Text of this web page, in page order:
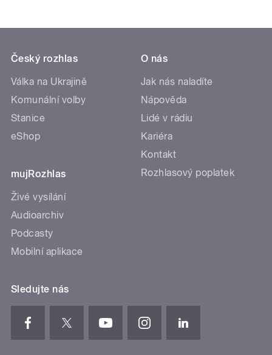
Český rozhlas
Válka na Ukrajině
Komunální volby
Stanice
eShop
mujRozhlas
Živé vysílání
Audioarchiv
Podcasty
Mobilní aplikace
O nás
Jak nás naladíte
Nápověda
Lidé v rádiu
Kariéra
Kontakt
Rozhlasový poplatek
Sledujte nás